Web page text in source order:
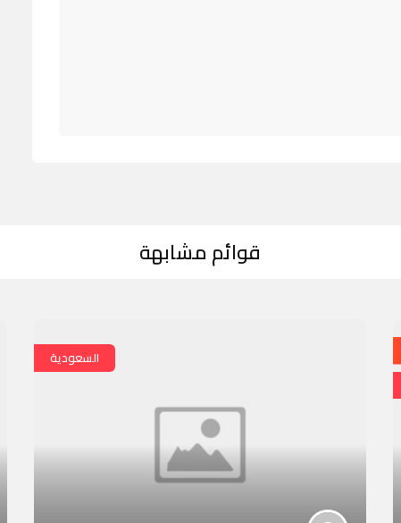
قوائم مشابهة
السعودية